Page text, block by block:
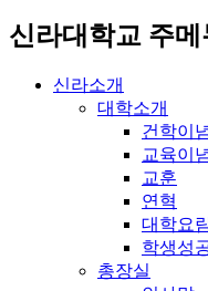
신라대학교 주메
신라소개
대학소개
건학이
교육이
교훈
연혁
대학요
학생성
총장실